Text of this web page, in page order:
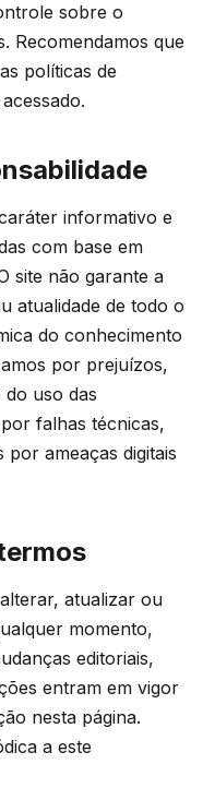
sobre o
Recomendamos que
políticas de
informativo e
com base em
site não garante a
atualidade de todo o
do conhecimento
por prejuízos,
uso das
falhas técnicas,
ameaças digitais
atualizar ou
momento,
editoriais,
entram em vigor
nesta página.
a este